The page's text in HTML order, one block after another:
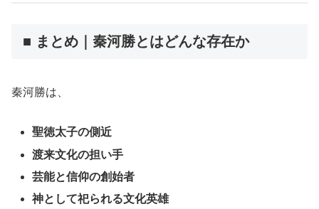
■ まとめ｜秦河勝とはどんな存在か
秦河勝は、
聖徳太子の側近
渡来文化の担い手
芸能と信仰の創始者
神として祀られる文化英雄